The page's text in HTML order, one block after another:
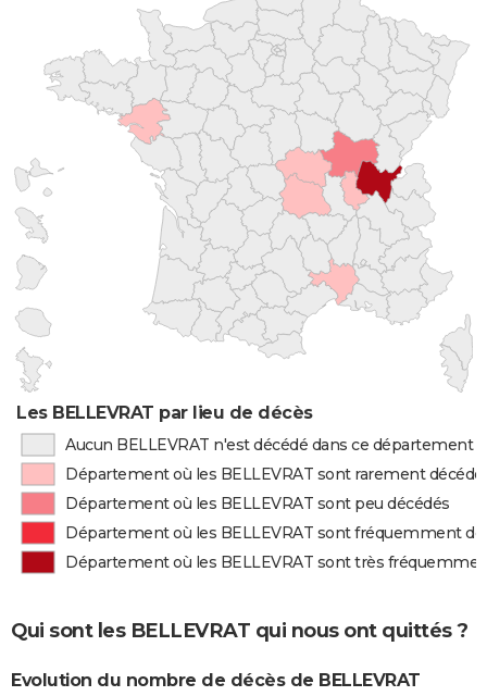
Les BELLEVRAT par lieu de décès
Aucun BELLEVRAT n'est décédé dans ce département
Département où les BELLEVRAT sont rarement
Département où les BELLEVRAT sont peu décédés
Département où les BELLEVRAT sont fréquemment
Département où les BELLEVRAT sont très
Qui sont les BELLEVRAT qui nous ont quittés ?
Evolution du nombre de décès de BELLEVRAT